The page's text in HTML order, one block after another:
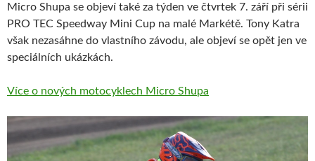
Micro Shupa se objeví také za týden ve čtvrtek 7. září při sérii
PRO TEC Speedway Mini Cup na malé Markétě. Tony Katra
však nezasáhne do vlastního závodu, ale objeví se opět jen ve
speciálních ukázkách.
Více o nových motocyklech Micro Shupa